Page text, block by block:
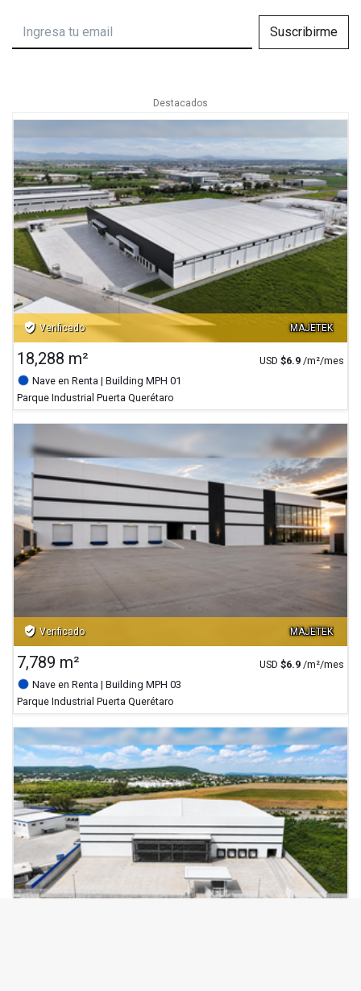
Suscribirme
Destacados
MAJETEK
verified_user Verificado
18,288 m² USD $6.9 /m²/mes
Nave en Renta | Building MPH 01
Parque Industrial Puerta Querétaro
MAJETEK
verified_user Verificado
7,789 m² USD $6.9 /m²/mes
Nave en Renta | Building MPH 03
Parque Industrial Puerta Querétaro